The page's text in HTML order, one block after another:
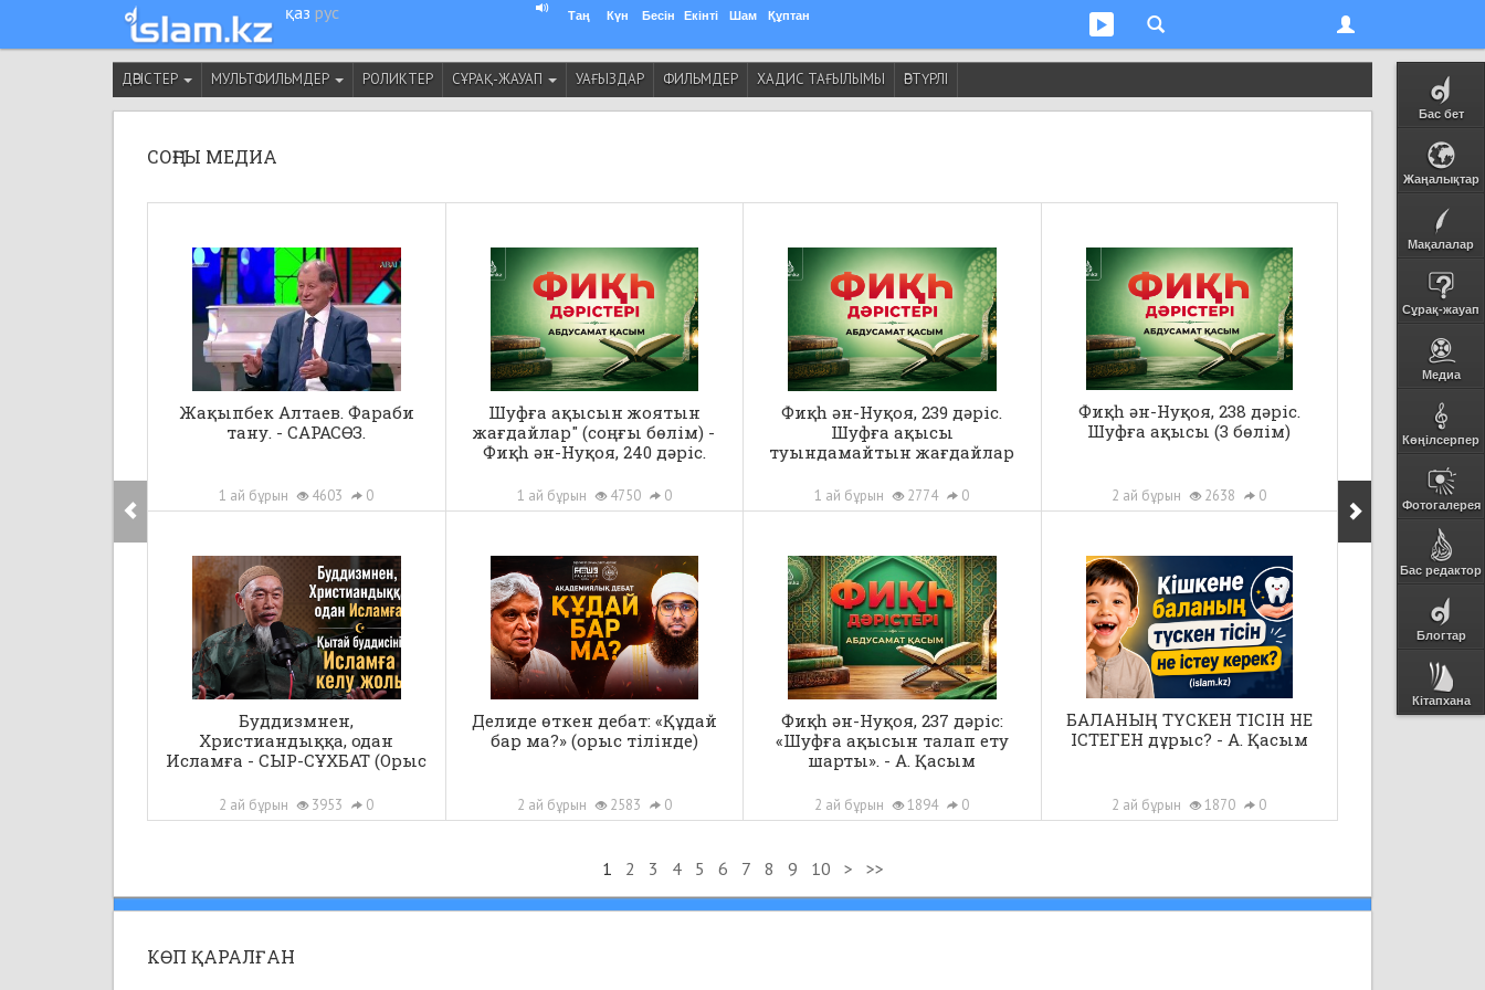
қаз рус Таң Күн Бесін Екінті Шам Құптан
Бас бет
Жаңалықтар
Мақалалар
Сұрақ-жауап
Медиа
Көңілсерпер
Фотогалерея
Бас редактор
Блогтар
Кітапхана
ДӘРІСТЕР МУЛЬТФИЛЬМДЕР РОЛИКТЕР СҰРАҚ-ЖАУАП УАҒЫЗДАР ФИЛЬМДЕР ХАДИС ТАҒЫЛЫМЫ ӘРТҮРЛІ
СОҢҒЫ МЕДИА
Жақыпбек Алтаев. Фараби
тану. - САРАСӨЗ.
1 ай бұрын 4603 0
Шуфға ақысын жоятын
жағдайлар" (соңғы бөлім) -
Фиқһ ән-Нуқоя, 240 дәріс.
1 ай бұрын 4750 0
Фиқһ ән-Нуқоя, 239 дәріс.
Шуфға ақысы
туындамайтын жағдайлар
1 ай бұрын 2774 0
Фиқһ ән-Нуқоя, 238 дәріс.
Шуфға ақысы (3 бөлім)
2 ай бұрын 2638 0
Буддизмнен,
Христиандыққа, одан
Исламға - СЫР-СҰХБАТ (Орыс
2 ай бұрын 3953 0
Делиде өткен дебат: «Құдай
бар ма?» (орыс тілінде)
2 ай бұрын 2583 0
Фиқһ ән-Нуқоя, 237 дәріс:
«Шуфға ақысын талап ету
шарты». - А. Қасым
2 ай бұрын 1894 0
БАЛАНЫҢ ТҮСКЕН ТІСІН НЕ
ІСТЕГЕН дұрыс? - А. Қасым
2 ай бұрын 1870 0
1 2 3 4 5 6 7 8 9 10 > >>
КӨП ҚАРАЛҒАН